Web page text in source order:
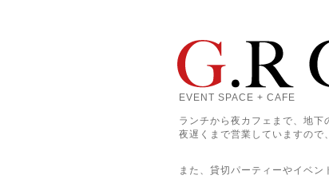
EVENT SPACE + CAFE
ランチから夜カフェまで、地下
夜遅くまで営業していますの
また、貸切パーティーやイベ